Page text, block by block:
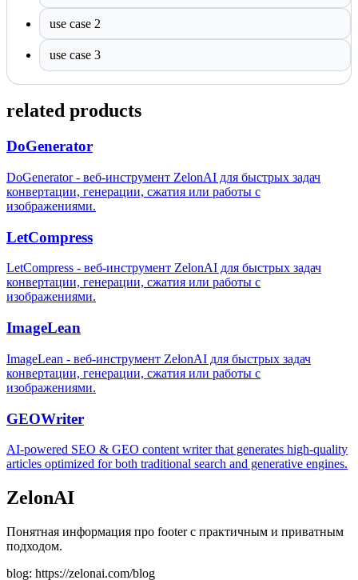
use case 2
use case 3
related products
DoGenerator
DoGenerator - веб-инструмент ZelonAI для быстрых задач
конвертации, генерации, сжатия или работы с
изображениями.
LetCompress
LetCompress - веб-инструмент ZelonAI для быстрых задач
конвертации, генерации, сжатия или работы с
изображениями.
ImageLean
ImageLean - веб-инструмент ZelonAI для быстрых задач
конвертации, генерации, сжатия или работы с
изображениями.
GEOWriter
AI-powered SEO & GEO content writer that generates high-quality
articles optimized for both traditional search and generative engines.
ZelonAI
Понятная информация про footer с практичным и приватным
подходом.
blog: https://zelonai.com/blog